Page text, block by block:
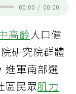
00:00 / 00:00
高齡人口健
研究院群體
進軍南部選
區民眾肌力